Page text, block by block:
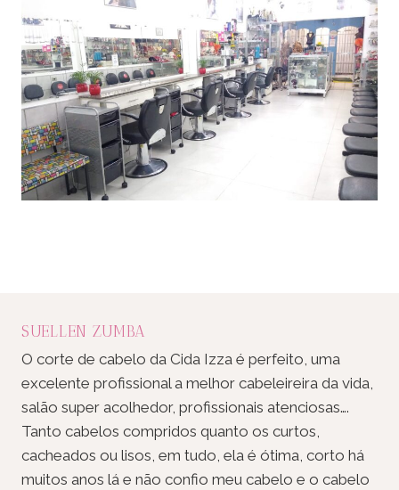
SUELLEN ZUMBA
O corte de cabelo da Cida Izza é perfeito, uma
excelente profissional a melhor cabeleireira da vida,
salão super acolhedor, profissionais atenciosas….
Tanto cabelos compridos quanto os curtos,
cacheados ou lisos, em tudo, ela é ótima, corto há
muitos anos lá e não confio meu cabelo e o cabelo